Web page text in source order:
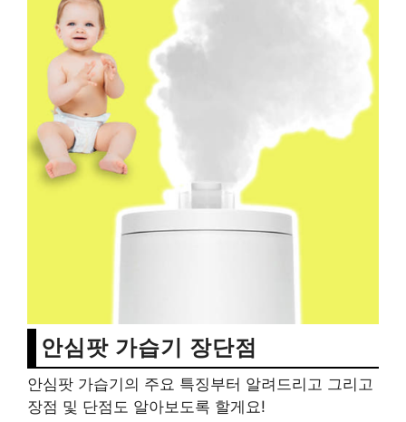
안심팟 가습기 장단점
안심팟 가습기의 주요 특징부터 알려드리고 그리고
장점 및 단점도 알아보도록 할게요!